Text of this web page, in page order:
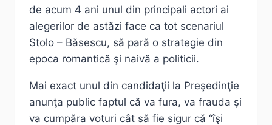
de acum 4 ani unul din principali actori ai
alegerilor de astăzi face ca tot scenariul
Stolo – Băsescu, să pară o strategie din
epoca romantică şi naivă a politicii.
Mai exact unul din candidaţii la Preşedinţie
anunţa public faptul că va fura, va frauda şi
va cumpăra voturi cât să fie sigur că “îşi